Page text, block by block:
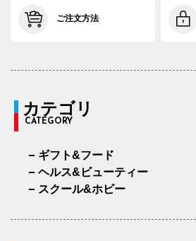
ご注文方法
カテゴリ
CATEGORY
ギフト&フード
ヘルス&ビューティー
スクール&ホビー